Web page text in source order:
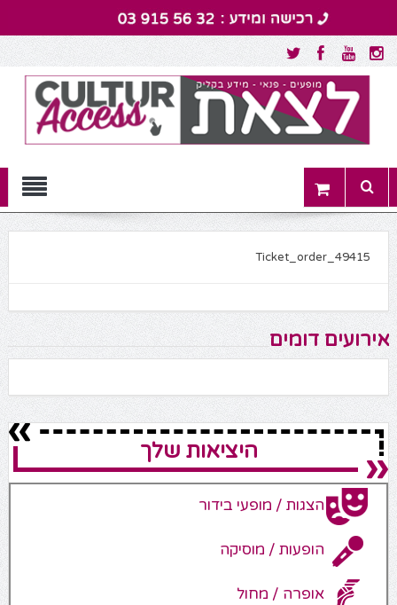
Menu
Ticket_order_49415
אירועים דומים
היציאות שלך
הצגות / מופעי בידור
הופעות / מוסיקה
אופרה / מחול